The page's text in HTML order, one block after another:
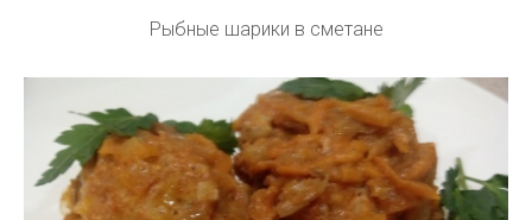
Рыбные шарики в сметане